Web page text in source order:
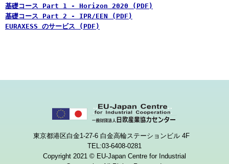
基礎コース Part 1 - Horizon 2020 (PDF)
基礎コース Part 2 - IPR/EEN (PDF)
EURAXESS のサービス (PDF)
東京都港区白金1-27-6 白金高輪ステーションビル 4F
TEL:03-6408-0281
Copyright 2021 © EU-Japan Centre for Industrial